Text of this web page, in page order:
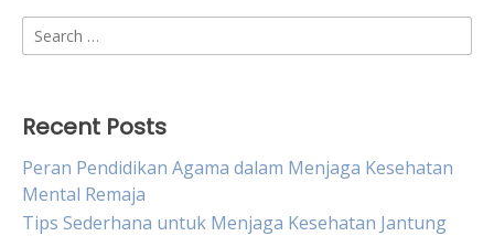
Search
for:
Recent Posts
Peran Pendidikan Agama dalam Menjaga Kesehatan
Mental Remaja
Tips Sederhana untuk Menjaga Kesehatan Jantung